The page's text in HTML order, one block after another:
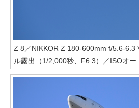
Z 8／NIKKOR Z 180-600mm f/5.6-6.3
ル露出（1/2,000秒、F6.3）／ISOオー